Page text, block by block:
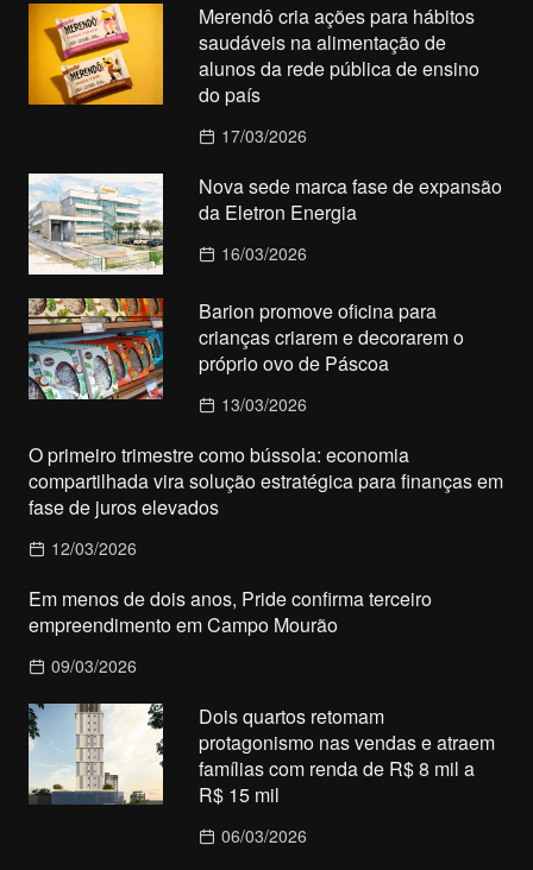
Merendô cria ações para hábitos
saudáveis na alimentação de
alunos da rede pública de ensino
do país
17/03/2026
Nova sede marca fase de expansão
da Eletron Energia
16/03/2026
Barion promove oficina para
crianças criarem e decorarem o
próprio ovo de Páscoa
13/03/2026
O primeiro trimestre como bússola: economia
compartilhada vira solução estratégica para finanças em
fase de juros elevados
12/03/2026
Em menos de dois anos, Pride confirma terceiro
empreendimento em Campo Mourão
09/03/2026
Dois quartos retomam
protagonismo nas vendas e atraem
famílias com renda de R$ 8 mil a
R$ 15 mil
06/03/2026